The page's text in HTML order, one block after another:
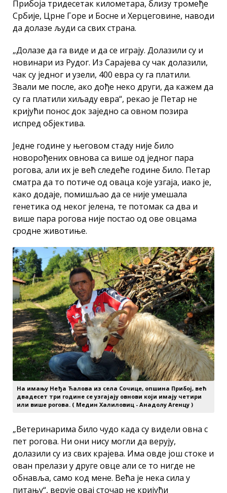
Прибоја тридесетак километара, близу тромеђе
Србије, Црне Горе и Босне и Херцеговине, наводи
да долазе људи са свих страна.
„Долазе да га виде и да се играју. Долазили су и
новинари из Рудог. Из Сарајева су чак долазили,
чак су једног и узели, 400 евра су га платили.
Звали ме после, ако дође неко други, да кажем да
су га платили хиљаду евра“, рекао је Петар не
кријући понос док заједно са овном позира
испред објектива.
Једне године у његовом стаду није било
новорођених овнова са више од једног пара
рогова, али их је већ следеће године било. Петар
сматра да то потиче од оваца које узгаја, иако је,
како додаје, помишљао да се није умешала
генетика од неког јелена, те потомак са два и
више пара рогова није постао од ове овцама
сродне животиње.
На имању Неђа Ћалова из села Сочице, опшина Прибој, већ
двадесет три године се узгајају овнови који имају четири
или више рогова. ( Медин Халиловиц - Анадолу Агенцy )
„Ветеринарима било чудо када су видели овна с
пет рогова. Ни они нису могли да верују,
долазили су из свих крајева. Има овде још стоке и
ован прелази у друге овце али се то нигде не
обнавља, само код мене. Већа је нека сила у
питању“, верује овај сточар не кријући